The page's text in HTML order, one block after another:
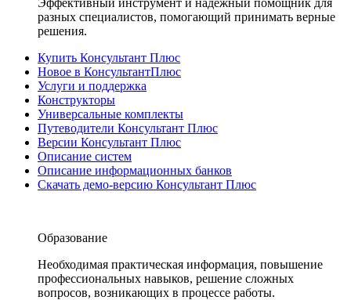
Эффективный инструмент и надёжный помощник для
разных специалистов, помогающий принимать верные
решения.
Купить Консультант Плюс
Новое в КонсультантПлюс
Услуги и поддержка
Конструкторы
Универсальные комплекты
Путеводители Консультант Плюс
Версии Консультант Плюс
Описание систем
Описание информационных банков
Скачать демо-версию Консультант Плюс
Образование
Необходимая практическая информация, повышение
профессиональных навыков, решение сложных
вопросов, возникающих в процессе работы.